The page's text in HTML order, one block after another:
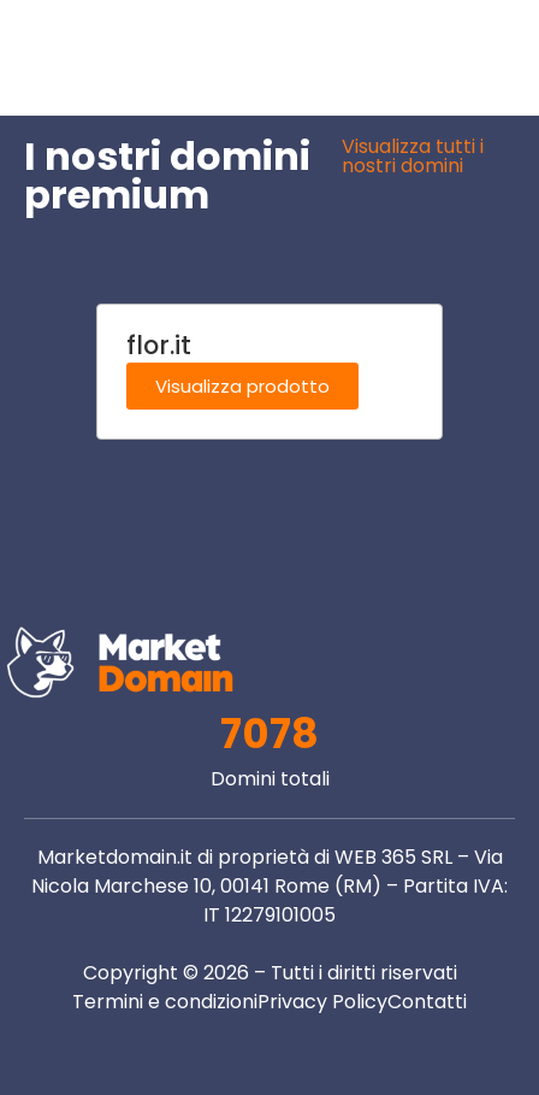
I nostri domini
premium
Visualizza tutti i
nostri domini
flor.it
Visualizza prodotto
7078
Domini totali
Marketdomain.it di proprietà di WEB 365 SRL – Via
Nicola Marchese 10, 00141 Rome (RM) – Partita IVA:
IT 12279101005
Copyright © 2026 – Tutti i diritti riservati
Termini e condizioniPrivacy PolicyContatti